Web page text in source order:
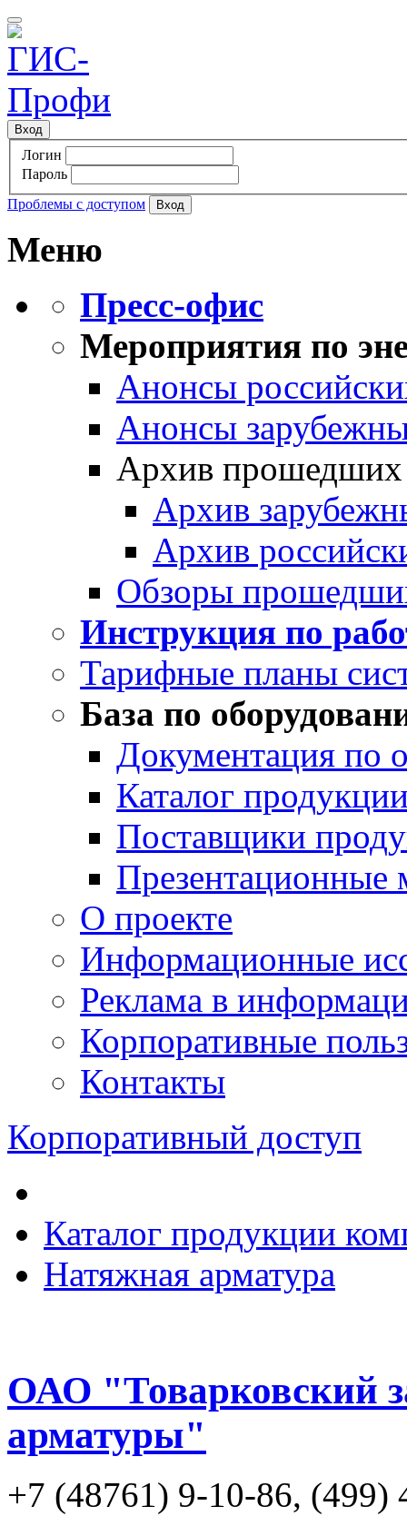
Вход
Логин
Пароль
Проблемы с доступом
Меню
Пресс-офис
Мероприятия по
Анонсы
Анонсы
Архив прошедших
Архив
Архив
Обзоры
Инструкция по
Тарифные планы
База по
Документация по
Каталог
Поставщики
Презентационные
О проекте
Информационные
Реклама в
Корпоративные
Контакты
Корпоративный доступ
Каталог продукции
Натяжная арматура
ОАО "Товарковский
арматуры"
+7 (48761) 9-10-86, (499)